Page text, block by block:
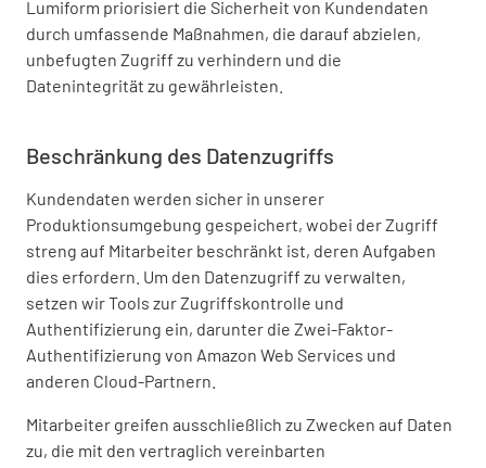
Lumiform priorisiert die Sicherheit von Kundendaten
durch umfassende Maßnahmen, die darauf abzielen,
unbefugten Zugriff zu verhindern und die
Datenintegrität zu gewährleisten.
Beschränkung des Datenzugriffs
Kundendaten werden sicher in unserer
Produktionsumgebung gespeichert, wobei der Zugriff
streng auf Mitarbeiter beschränkt ist, deren Aufgaben
dies erfordern. Um den Datenzugriff zu verwalten,
setzen wir Tools zur Zugriffskontrolle und
Authentifizierung ein, darunter die Zwei-Faktor-
Authentifizierung von Amazon Web Services und
anderen Cloud-Partnern.
Mitarbeiter greifen ausschließlich zu Zwecken auf Daten
zu, die mit den vertraglich vereinbarten